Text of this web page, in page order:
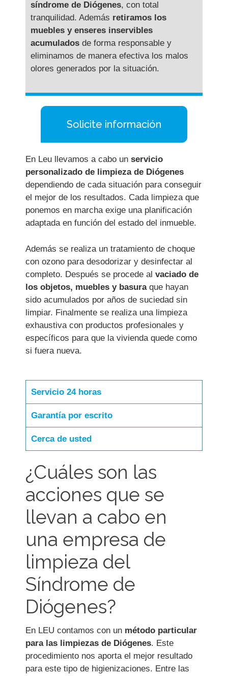
síndrome de Diógenes, con total
tranquilidad. Además retiramos los
muebles y enseres inservibles
acumulados de forma responsable y
eliminamos de manera efectiva los malos
olores generados por la situación.
Solicite información
En Leu llevamos a cabo un servicio
personalizado de limpieza de Diógenes
dependiendo de cada situación para conseguir
el mejor de los resultados. Cada limpieza que
ponemos en marcha exige una planificación
adaptada en función del estado del inmueble.
Además se realiza un tratamiento de choque
con ozono para desodorizar y desinfectar al
completo. Después se procede al vaciado de
los objetos, muebles y basuraque hayan
sido acumulados por años de suciedad sin
limpiar. Finalmente se realiza una limpieza
exhaustiva con productos profesionales y
específicos para que la vivienda quede como
si fuera nueva.
Servicio 24 horas
Garantía por escrito
Cerca de usted
¿Cuáles son las
acciones que se
llevan a cabo en
una empresa de
limpieza del
Síndrome de
Diógenes?
En LEU contamos con un método particular
para las limpiezas de Diógenes. Este
procedimiento nos aporta el mejor resultado
para este tipo de higienizaciones. Entre las